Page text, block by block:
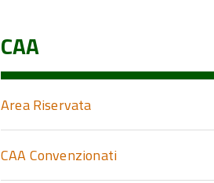
CAA
Area Riservata
CAA Convenzionati